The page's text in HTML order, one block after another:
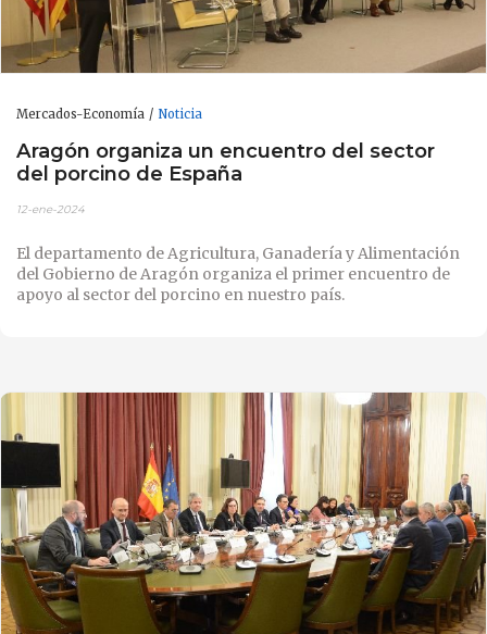
Mercados-Economía Noticia
Aragón organiza un encuentro del sector
del porcino de España
12-ene-2024
El departamento de Agricultura, Ganadería y Alimentación
del Gobierno de Aragón organiza el primer encuentro de
apoyo al sector del porcino en nuestro país.